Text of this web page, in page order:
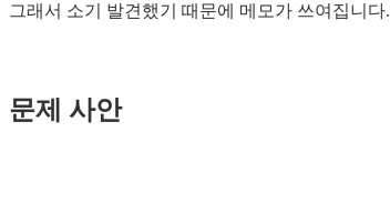
그래서 소기 발견했기 때문에 메모가 쓰여집니다.
문제 사안